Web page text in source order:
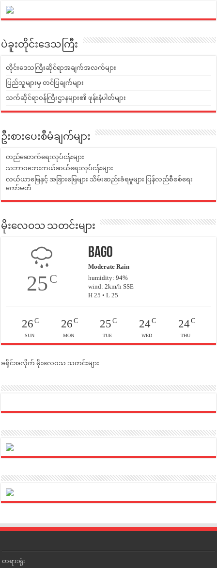
ပဲခူးတိုင်းဒေသကြီး
တိုင်းဒေသကြီးဆိုင်ရာအချက်အလက်များ
ပြည်သူများမှ တင်ပြချက်များ
သက်ဆိုင်ရာဝန်ကြီးဌာနများ၏ ဖုန်းနံပါတ်များ
ဦးစားပေးစီမံချက်များ
တည်ဆောက်ရေးလုပ်ငန်းများ
သဘာဝဘေးကယ်ဆယ်ရေးလုပ်ငန်းများ
လယ်ယာမြေနှင့် အခြားမြေများ သိမ်းဆည်းခံရမှုများ ပြန်လည်စီစစ်ရေး
ကော်မတီ
မိုးလေဝသ သတင်းများ
25C
Bago
Moderate Rain
humidity: 94%
wind: 2km/h SSE
H 25 • L 25
26C
SUN
26C
MON
25 C
TUE
24C
WED
24C
THU
ခရိုင်အလိုက် မိုးလေဝသ သတင်းများ
တရားရုံး